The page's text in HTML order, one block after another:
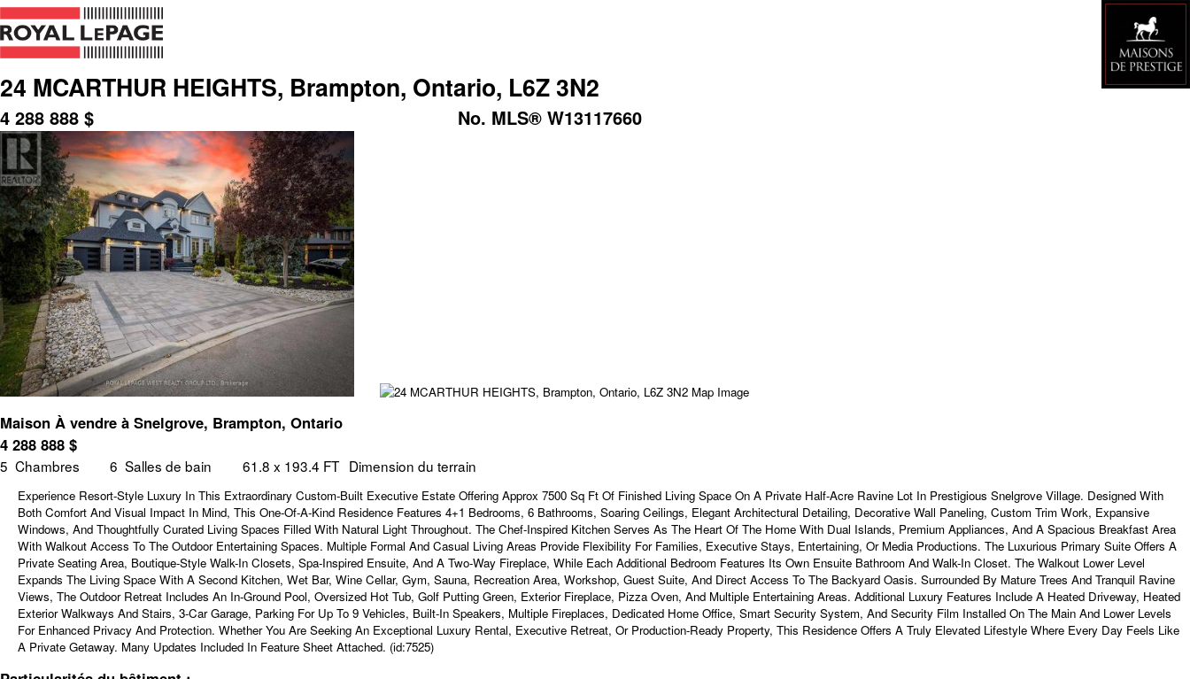
24 MCARTHUR HEIGHTS, Brampton, Ontario, L6Z 3N2
4 288 888 $ No. MLS® W13117660
Maison À vendre à Snelgrove, Brampton, Ontario
4 288 888 $
5 Chambres 6 Salles de bain 61.8 x 193.4 FT Dimension du terrain
Experience Resort-Style Luxury In This Extraordinary Custom-Built Executive Estate Offering Approx 7500 Sq Ft Of Finished Living Space On A Private Half-Acre Ravine Lot In Prestigious Snelgrove Village. Designed With
Both Comfort And Visual Impact In Mind, This One-Of-A-Kind Residence Features 4+1 Bedrooms, 6 Bathrooms, Soaring Ceilings, Elegant Architectural Detailing, Decorative Wall Paneling, Custom Trim Work, Expansive
Windows, And Thoughtfully Curated Living Spaces Filled With Natural Light Throughout. The Chef-Inspired Kitchen Serves As The Heart Of The Home With Dual Islands, Premium Appliances, And A Spacious Breakfast Area
With Walkout Access To The Outdoor Entertaining Spaces. Multiple Formal And Casual Living Areas Provide Flexibility For Families, Executive Stays, Entertaining, Or Media Productions. The Luxurious Primary Suite Offers A
Private Seating Area, Boutique-Style Walk-In Closets, Spa-Inspired Ensuite, And A Two-Way Fireplace, While Each Additional Bedroom Features Its Own Ensuite Bathroom And Walk-In Closet. The Walkout Lower Level
Expands The Living Space With A Second Kitchen, Wet Bar, Wine Cellar, Gym, Sauna, Recreation Area, Workshop, Guest Suite, And Direct Access To The Backyard Oasis. Surrounded By Mature Trees And Tranquil Ravine
Views, The Outdoor Retreat Includes An In-Ground Pool, Oversized Hot Tub, Golf Putting Green, Exterior Fireplace, Pizza Oven, And Multiple Entertaining Areas. Additional Luxury Features Include A Heated Driveway, Heated
Exterior Walkways And Stairs, 3-Car Garage, Parking For Up To 9 Vehicles, Built-In Speakers, Multiple Fireplaces, Dedicated Home Office, Smart Security System, And Security Film Installed On The Main And Lower Levels
For Enhanced Privacy And Protection. Whether You Are Seeking An Exceptional Luxury Rental, Executive Retreat, Or Production-Ready Property, This Residence Offers A Truly Elevated Lifestyle Where Every Day Feels Like
A Private Getaway. Many Updates Included In Feature Sheet Attached. (id:7525)